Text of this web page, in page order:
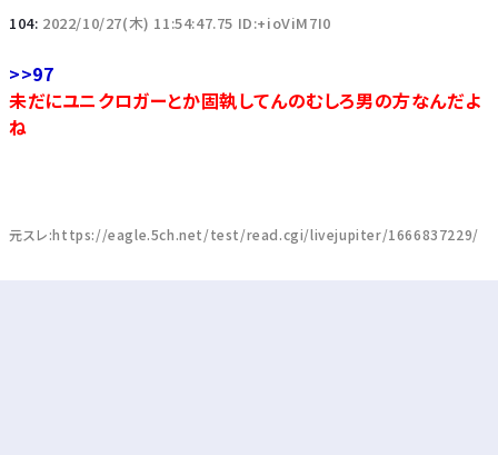
104: 2022/10/27(木) 11:54:47.75 ID:+ioViM7I0
>>97
未だにユニクロガーとか固執してんのむしろ男の方なんだよ
ね
元スレ:https://eagle.5ch.net/test/read.cgi/livejupiter/1666837229/